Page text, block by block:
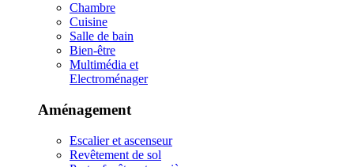
Chambre
Cuisine
Salle de bain
Bien-être
Multimédia et
Electroménager
Aménagement
Escalier et ascenseur
Revêtement de sol